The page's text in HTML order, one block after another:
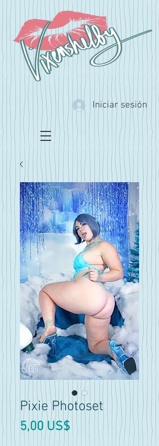
Iniciar sesión
Pixie Photoset
5,00 US$Precio